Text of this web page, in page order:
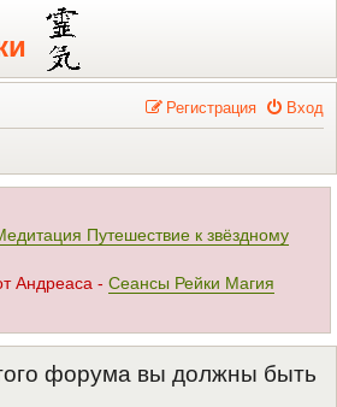
Вход
Регистрация
Путешествие к звёздному
Андреаса - Сеансы Рейки Магия
форума вы должны быть